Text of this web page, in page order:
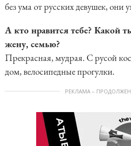
без ума от русских девушек, они
А кто нравится тебе? Какой
жену, семью?
Прекрасная, мудрая. С русой
дом, велосипедные прогулки.
РЕКЛАМА –